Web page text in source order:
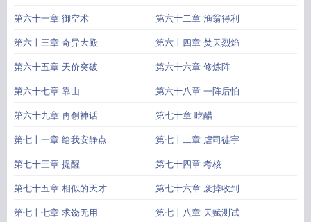
第六十一章 御空术 第六十二章 渔翁得利
第六十三章 奇异大殿 第六十四章 焚天烈焰
第六十五章 天价突破 第六十六章 修炼阵
第六十七章 靠山 第六十八章 一阵后怕
第六十九章 再创神话 第七十章 吃醋
第七十一章 给我安静点 第七十二章 虐司徒宇
第七十三章 提醒 第七十四章 考核
第七十五章 相似的天才 第七十六章 废掉收到
第七十七章 求饶无用 第七十八章 天赋测试